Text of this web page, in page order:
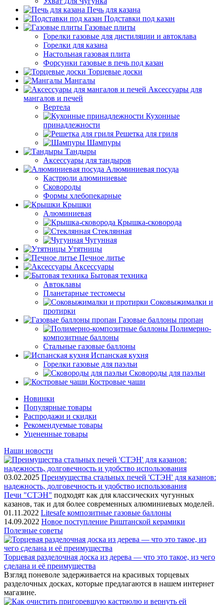
Печь для казана
Подставки под казан
Газовые плиты
Горелки газовые для дистиляции и автоклава
Горелки для казана
Настольная газовая плита
Форсунки газовые в печь под казан
Торцевые доски
Мангалы
Аксессуары для
мангалов и печей
Вертела
Кухонные
принадлежности
Решетка для гриля
Шампуры
Тандыры
Аксессуары для тандыров
Алюминиевая посуда
Кастрюли алюминиевые
Сковороды
Формы хлебопекарные
Крышки
Алюминиевая
Крышка-сковорода
Стеклянная
Чугунная
Утятницы
Печное литье
Аксессуары
Бытовая техника
Автоклавы
Планетарные тестомесы
Соковыжималки и
протирки
Газовые баллоны пропан
Полимерно-
композитные баллоны
Стальные газовые баллоны
Испанская кухня
Горелки газовые для паэльи
Сковороды для паэльи
Костровые чаши
Новинки
Популярные товары
Распродажи и скидки
Рекомендуемые товары
Уцененные товары
Наши новости
03.02.2025 Преимущества стальных печей 'СТЭН' для казанов:
надежность, долговечность и удобство использования
Печи "СТЭН" подходят как для классических чугунных
казанов, так и для более современных алюминиевых моделей.
01.11.2022 Litesafe композитные газовые баллоны
14.09.2022 Новое поступление Риштанской керамики
Полезные советы
Торцевая разделочная доска из дерева — что это такое, из чего
сделана и её преимущества
Взгляд поневоле задерживается на красивых торцевых
разделочных досках, которые предлагаются в нашем интернет
магазине.